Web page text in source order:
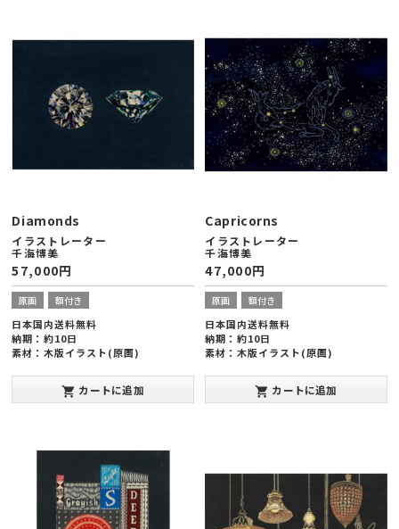
Diamonds
イラストレーター
千海博美
57,000円
原画 額付き
日本国内送料無料
納期：約10日
素材：木版イラスト(原画)
み20mm(太子版)
発表年：2013年10月
shopping_cart カートに追加
Capricorns
イラストレーター
千海博美
47,000円
原画 額付き
日本国内送料無料
納期：約10日
素材：木版イラスト(原画)
み20mm(太子版)
発表年：2013年10月
shopping_cart カートに追加